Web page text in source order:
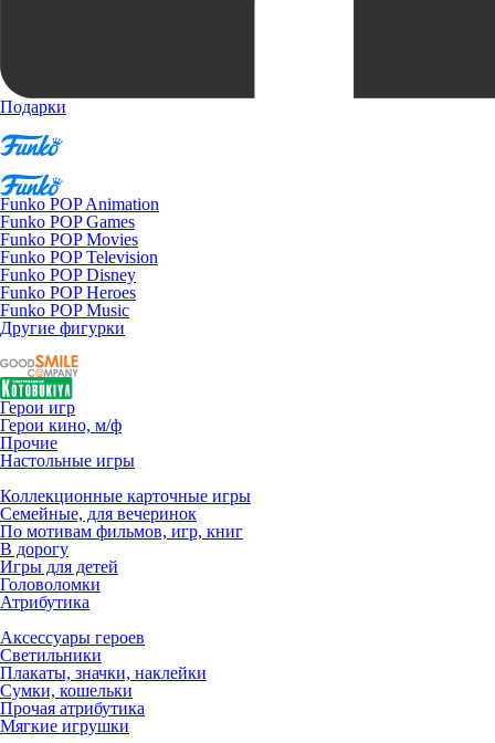
Подарки
Funko POP Animation
Funko POP Games
Funko POP Movies
Funko POP Television
Funko POP Disney
Funko POP Heroes
Funko POP Music
Другие фигурки
Герои игр
Герои кино, м/ф
Прочие
Настольные игры
Коллекционные карточные игры
Семейные, для вечеринок
По мотивам фильмов, игр, книг
В дорогу
Игры для детей
Головоломки
Атрибутика
Аксессуары героев
Светильники
Плакаты, значки, наклейки
Сумки, кошельки
Прочая атрибутика
Мягкие игрушки